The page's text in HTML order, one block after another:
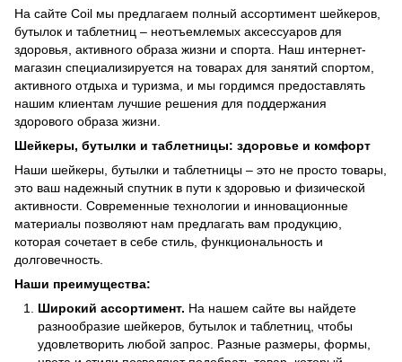
На сайте Coil мы предлагаем полный ассортимент шейкеров,
бутылок и таблетниц – неотъемлемых аксессуаров для
здоровья, активного образа жизни и спорта. Наш интернет-
магазин специализируется на товарах для занятий спортом,
активного отдыха и туризма, и мы гордимся предоставлять
нашим клиентам лучшие решения для поддержания
здорового образа жизни.
Шейкеры, бутылки и таблетницы: здоровье и комфорт
Наши шейкеры, бутылки и таблетницы – это не просто товары,
это ваш надежный спутник в пути к здоровью и физической
активности. Современные технологии и инновационные
материалы позволяют нам предлагать вам продукцию,
которая сочетает в себе стиль, функциональность и
долговечность.
Наши преимущества:
Широкий ассортимент. На нашем сайте вы найдете
разнообразие шейкеров, бутылок и таблетниц, чтобы
удовлетворить любой запрос. Разные размеры, формы,